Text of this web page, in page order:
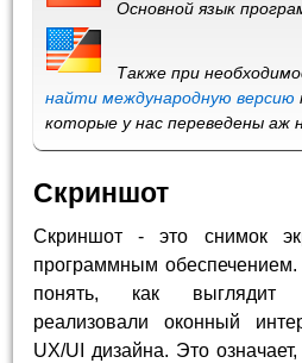
Основной язык
Также при
найти международную версию
которые у нас переведены аж
Скриншот
Скриншот - это снимок
программным
понять, как выглядит
реализовали оконный
UX/UI дизайна. Это означает,